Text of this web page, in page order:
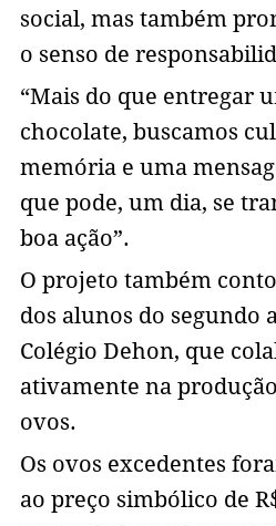
social, mas também
o senso de
“Mais do que entregar
chocolate, buscamos
memória e uma
que pode, um dia, se
boa ação”.
O projeto também
dos alunos do segundo
Colégio Dehon, que
ativamente na
ovos.
Os ovos excedentes
ao preço simbólico de